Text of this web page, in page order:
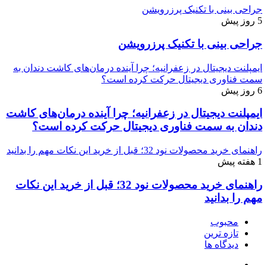
جراحی بینی با تکنیک پرزرویشن
5 روز پیش
جراحی بینی با تکنیک پرزرویشن
ایمپلنت دیجیتال در زعفرانیه؛ چرا آینده درمان‌های کاشت دندان به
سمت فناوری دیجیتال حرکت کرده است؟
6 روز پیش
ایمپلنت دیجیتال در زعفرانیه؛ چرا آینده درمان‌های کاشت
دندان به سمت فناوری دیجیتال حرکت کرده است؟
راهنمای خرید محصولات نود 32؛ قبل از خرید این نکات مهم را بدانید
1 هفته پیش
راهنمای خرید محصولات نود 32؛ قبل از خرید این نکات
مهم را بدانید
محبوب
تازه ترین
دیدگاه ها